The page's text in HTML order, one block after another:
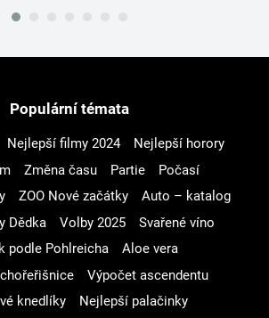
Populární témata
Nejlepší filmy 2024
Nejlepší horory
Změna času Partie
Počasí
ZOO Nové začátky
Auto – katalog
Dědka
Volby 2025
Svařené víno
podle Pohlreicha
Aloe vera
Výpočet ascendentu
knedlíky
Nejlepší palačinky